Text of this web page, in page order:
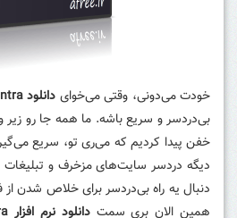
خودت می‌دونی، وقتی می‌خوای دانلود Intra با لینک مستقیم
بی‌دردسر و سریع باشه. ما همه جا رو زیر
خفن پیدا کردیم که می‌ری تو، سریع
دیگه دردسر سایت‌های مزخرف و تبلیغات
دنبال یه راه بی‌دردسر برای خلاص شدن از
همین الان بری سمتدانلود نرم افزار Intra